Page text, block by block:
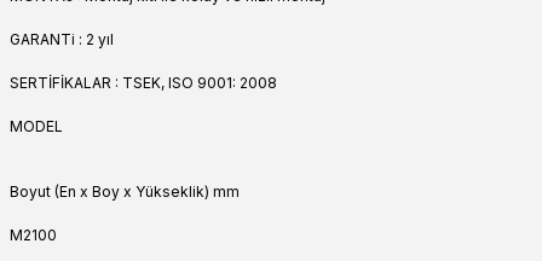
GARANTi : 2 yıl
SERTİFİKALAR : TSEK, ISO 9001: 2008
MODEL
Boyut (En x Boy x Yükseklik) mm
M2100